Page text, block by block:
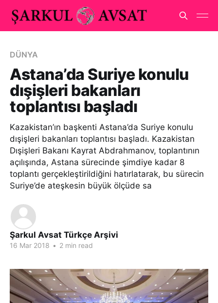
DÜNYA
Astana’da Suriye konulu
dışişleri bakanları
toplantısı başladı
Kazakistan’ın başkenti Astana’da Suriye konulu
dışişleri bakanları toplantısı başladı. Kazakistan
Dışişleri Bakanı Kayrat Abdrahmanov, toplantının
açılışında, Astana sürecinde şimdiye kadar 8
toplantı gerçekleştirildiğini hatırlatarak, bu sürecin
Suriye’de ateşkesin büyük ölçüde sa
Şarkul Avsat Türkçe Arşivi
16 Mar 2018 • 2 min read